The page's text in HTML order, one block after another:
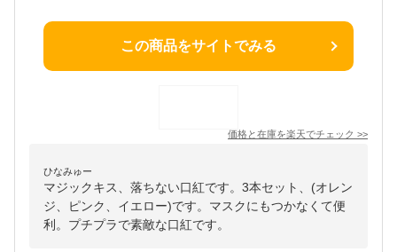
この商品をサイトでみる
価格と在庫を楽天でチェック >>
ひなみゅー
マジックキス、落ちない口紅です。3本セット、(オレン
ジ、ピンク、イエロー)です。マスクにもつかなくて便
利。プチプラで素敵な口紅です。